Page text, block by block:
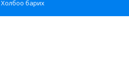
Холбоо барих